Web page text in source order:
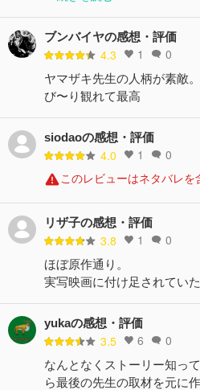
ブンバイヤの感想・評価
4.3 1 0
ヤマザキ先生の人柄が素敵
び〜り観れて最高
siodaoの感想・評価
4.0 1 0
このレビューはネタバレを
リザ子の感想・評価
3.8 1 0
ほぼ原作通り。
実写映画に付け足されてい
yukaの感想・評価
3.5 6 0
なんとなくストーリー知っ
ら最後の先生の取材を元に